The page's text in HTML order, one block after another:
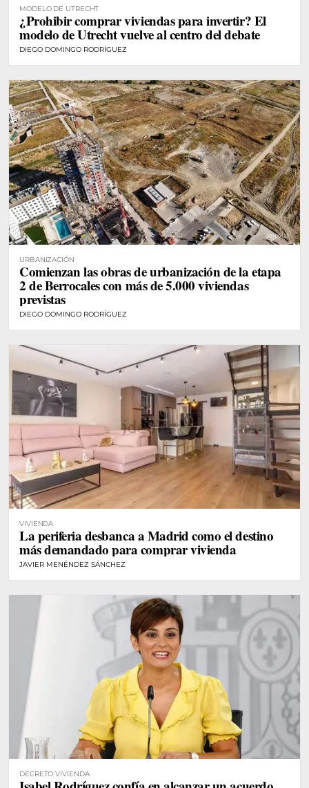
MODELO DE UTRECHT
¿Prohibir comprar viviendas para invertir? El
modelo de Utrecht vuelve al centro del debate
DIEGO DOMINGO RODRÍGUEZ
URBANIZACIÓN
Comienzan las obras de urbanización de la etapa
2 de Berrocales con más de 5.000 viviendas
previstas
DIEGO DOMINGO RODRÍGUEZ
VIVIENDA
La periferia desbanca a Madrid como el destino
más demandado para comprar vivienda
JAVIER MENÉNDEZ SÁNCHEZ
DECRETO VIVIENDA